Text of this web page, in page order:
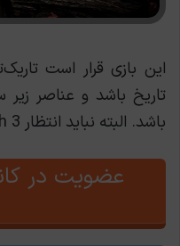
این بازی قرار است
تاریخ باشد و عناصر
باشد. البته نباید انتظار Nioh 3 را از بازی داشته باشید.
عضویت در